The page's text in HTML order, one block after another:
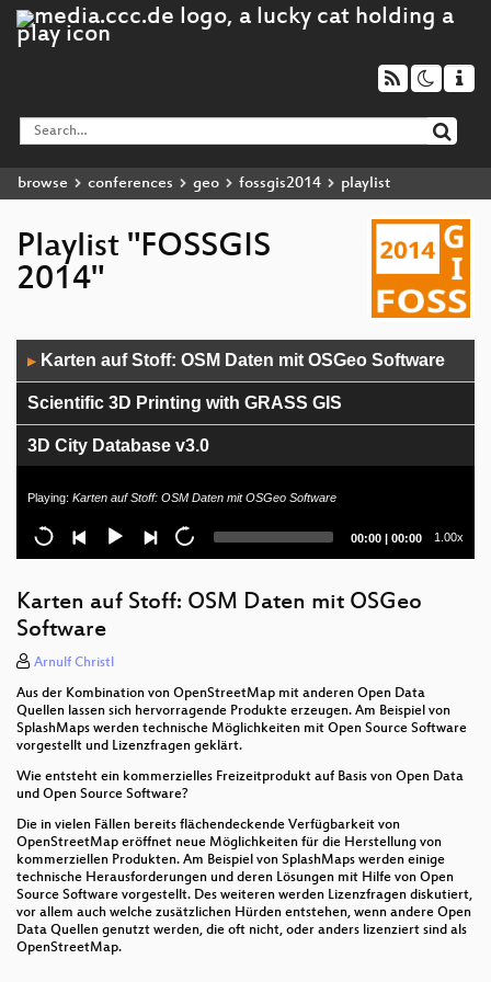
browse conferences geo fossgis2014 playlist
Playlist "FOSSGIS
2014"
Player
▶ Karten auf Stoff: OSM Daten mit OSGeo Software
Scientific 3D Printing with GRASS GIS
3D City Database v3.0
OpenStreetMap an die (Schul-)Wand hängen
Untergrundmodelle im Browser
Generalisierung von OpenStreetMap-Daten
Mapbender3 - was gibt's Neues im Projekt?
3D webservices - where do we stand?
Open Data und Selbstorganisation
OSM-Geocoding mit Solr
Mobile Kartenviewer mit Openlayers 3
Playing: Karten auf Stoff: OSM Daten mit OSGeo Software
Current
00:00 | Total
00:00 1.00x
Karten auf Stoff: OSM Daten mit OSGeo
Software
Arnulf Christl
Aus der Kombination von OpenStreetMap mit anderen Open Data
Quellen lassen sich hervorragende Produkte erzeugen. Am Beispiel von
SplashMaps werden technische Möglichkeiten mit Open Source Software
vorgestellt und Lizenzfragen geklärt.
Wie entsteht ein kommerzielles Freizeitprodukt auf Basis von Open Data
und Open Source Software?
Die in vielen Fällen bereits flächendeckende Verfügbarkeit von
OpenStreetMap eröffnet neue Möglichkeiten für die Herstellung von
kommerziellen Produkten. Am Beispiel von SplashMaps werden einige
technische Herausforderungen und deren Lösungen mit Hilfe von Open
Source Software vorgestellt. Des weiteren werden Lizenzfragen diskutiert,
vor allem auch welche zusätzlichen Hürden entstehen, wenn andere Open
Data Quellen genutzt werden, die oft nicht, oder anders lizenziert sind als
OpenStreetMap.